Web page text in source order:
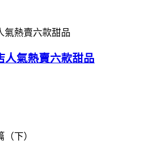
人氣熱賣六款甜品